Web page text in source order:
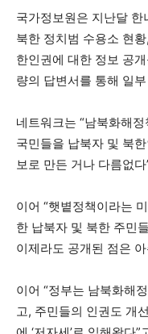
국가정보원은 지난달
북한 정치범 수용소 현
한인권에 대한 정보 공
량의 답변서를 통해 일
네트워크는 “남북화해
국민들을 납북자 및 북
보로 만든 거나 다름없
이어 “햇볕정책이라는
한 납북자 및 북한 주민
이제라도 공개된 점은
이어 “정부는 남북화해
고, 주민들의 인권도 개